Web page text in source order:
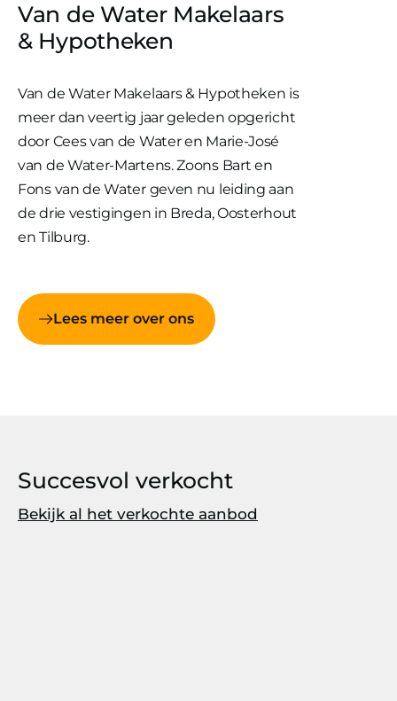
Van de Water Makelaars
& Hypotheken
Van de Water Makelaars & Hypotheken is
meer dan veertig jaar geleden opgericht
door Cees van de Water en Marie-José
van de Water-Martens. Zoons Bart en
Fons van de Water geven nu leiding aan
de drie vestigingen in Breda, Oosterhout
en Tilburg.
Lees meer over ons
Succesvol verkocht
Bekijk al het verkochte aanbod